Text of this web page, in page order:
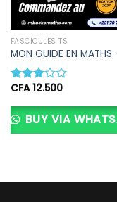
FASCICULES TS
MON GUIDE EN MATHS
Note
sur 5
CFA12.500
BUY VIA